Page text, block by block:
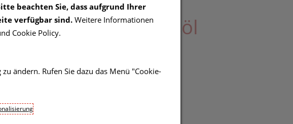
Aethera Eucalyptusöl
6,60 EUR
beachten Sie, dass aufgrund Ihrer
verfügbar sind. Weitere Informationen
Cookie Policy.
ändern. Rufen Sie dazu das Menü "Cookie-